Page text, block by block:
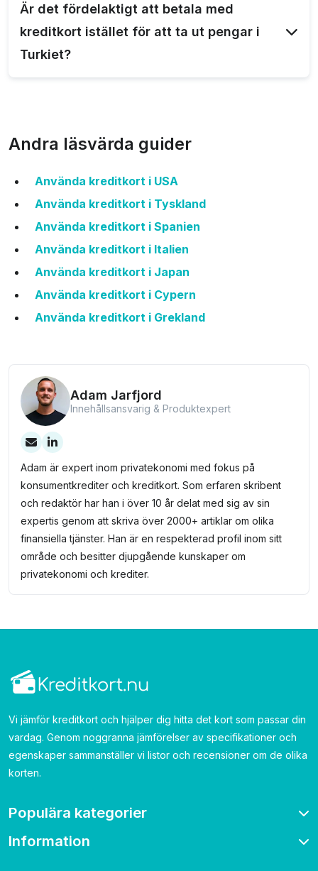
Turkiet, men var medveten om att det kanske inte
accepteras överallt.
Är det fördelaktigt att betala med
kreditkort istället för att ta ut pengar i
Turkiet?
Andra läsvärda guider
Använda kreditkort i USA
Använda kreditkort i Tyskland
Använda kreditkort i Spanien
Använda kreditkort i Italien
Använda kreditkort i Japan
Använda kreditkort i Cypern
Använda kreditkort i Grekland
Adam Jarfjord
Innehållsansvarig & Produktexpert
Adam är expert inom privatekonomi med fokus på
konsumentkrediter och kreditkort. Som erfaren skribent
och redaktör har han i över 10 år delat med sig av sin
expertis genom att skriva över 2000+ artiklar om olika
finansiella tjänster. Han är en respekterad profil inom sitt
område och besitter djupgående kunskaper om
privatekonomi och krediter.
Vi jämför kreditkort och hjälper dig hitta det kort som passar din
vardag. Genom noggranna jämförelser av specifikationer och
egenskaper sammanställer vi listor och recensioner om de olika
korten.
Populära kategorier
Bonuskort
Information